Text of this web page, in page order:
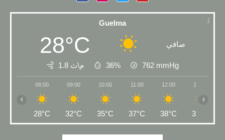
Guelma
28°C صافي
1.8 م\ث 36% 762 mmHg
08:00
28°C
09:00
32°C
10:00
35°C
11:00
37°C
12:00
38°C
13:00
39°C
‹ ›